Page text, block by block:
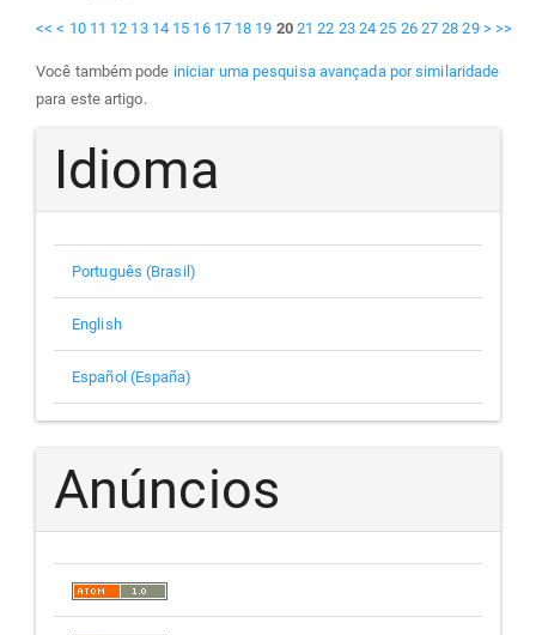
<< < 10 11 12 13 14 15 16 17 18 19 20 21 22 23 24 25 26 27 28 29 > >>
Você também pode iniciar uma pesquisa avançada por similaridade
para este artigo.
Idioma
Português (Brasil)
English
Español (España)
Anúncios